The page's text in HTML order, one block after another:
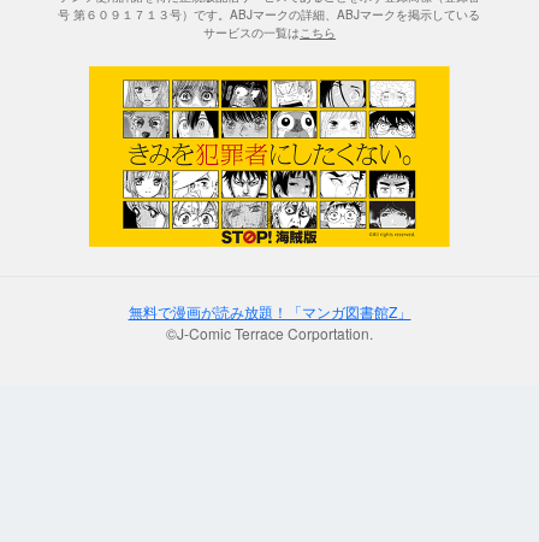
号 第６０９１７１３号）です。ABJマークの詳細、ABJマークを掲示している
サービスの一覧はこちら
無料で漫画が読み放題！「マンガ図書館Z」
©J-Comic Terrace Corportation.